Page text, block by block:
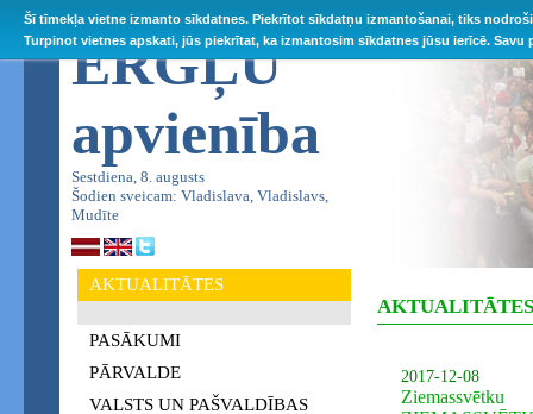
Šī tīmekļa vietne izmanto sīkdatnes. Piekrītot sīkdatņu izmantošanai, tiks
Turpinot vietnes apskati, jūs piekrītat, ka izmantosim sīkdatnes jūsu ierīcē.
ĒRGĻU
apvienība
Sestdiena, 8. augusts
Šodien sveicam: Vladislava, Vladislavs,
Mudīte
AKTUALITĀTES
PASĀKUMI
PĀRVALDE
VALSTS UN PAŠVALDĪBAS
AKTUALITĀTES
2017-12-08